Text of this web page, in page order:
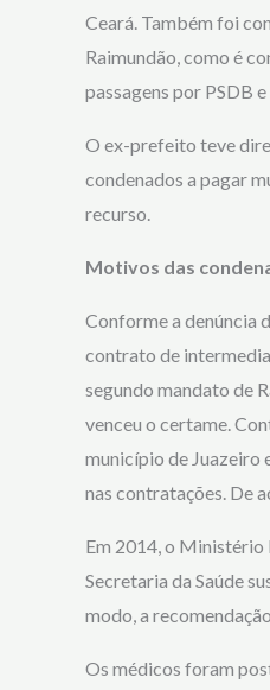
Ceará. Também foi
Raimundão, como é
passagens por PSDB
O ex-prefeito teve
condenados a pagar
recurso.
Motivos das
Conforme a denúncia
contrato de
segundo mandato de
venceu o certame.
município de Juazeiro
nas contratações. De
Em 2014, o Ministério
Secretaria da Saúde
modo, a
Os médicos foram